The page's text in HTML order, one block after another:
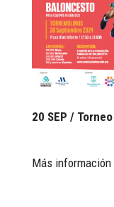
20 SEP /
Más información